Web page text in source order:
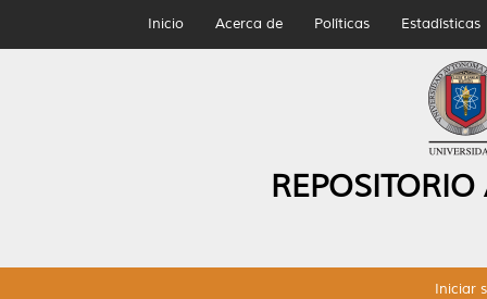
Inicio Acerca de Políticas Estadísticas
Iniciar